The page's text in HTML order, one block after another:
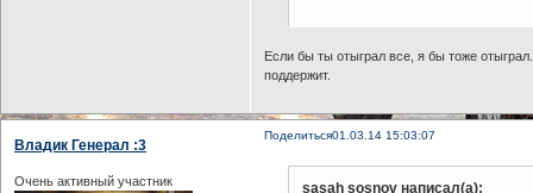
Если бы ты отыграл все, я бы тоже
поддержит.
Поделиться01.03.14 15:03:07
Владик Генерал :3
Очень активный участник sasah sosnov написал(а):